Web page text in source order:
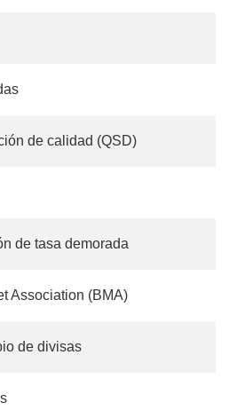
de calidad (QSD)
de tasa demorada
Association (BMA)
de divisas